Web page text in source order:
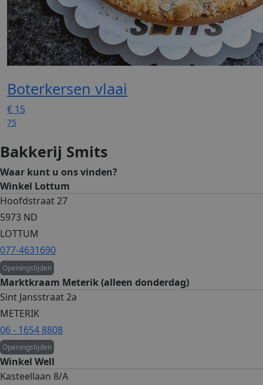
Boterkersen vlaai
€ 15
75
Bakkerij Smits
Waar kunt u ons vinden?
Winkel Lottum
Hoofdstraat 27
5973 ND
LOTTUM
077-4631690
Openingstijden
Marktkraam Meterik (alleen donderdag)
Sint Jansstraat 2a
METERIK
06 - 1654 8808
Openingstijden
Winkel Well
Kasteellaan 8/A